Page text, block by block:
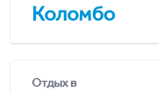
Коломбо
Отдых в